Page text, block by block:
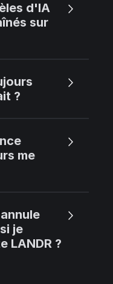
d'IA
sur
?
me
je
LANDR ?